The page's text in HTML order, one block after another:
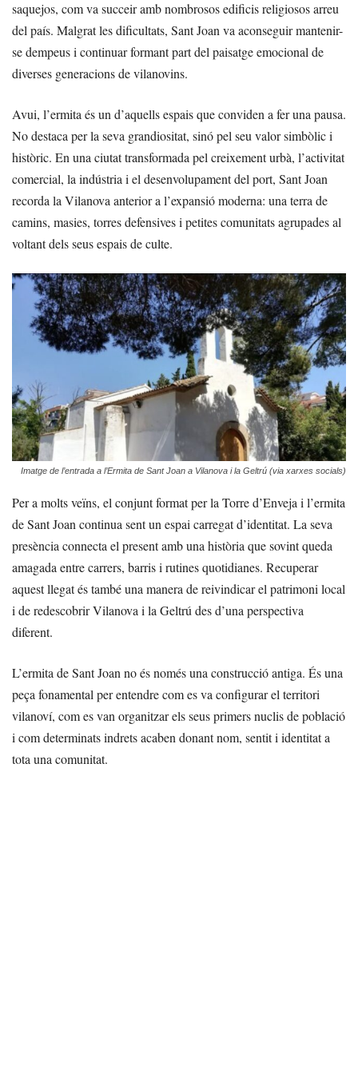
saquejos, com va succeir amb nombrosos edificis religiosos arreu
del país. Malgrat les dificultats, Sant Joan va aconseguir mantenir-
se dempeus i continuar formant part del paisatge emocional de
diverses generacions de vilanovins.
Avui, l’ermita és un d’aquells espais que conviden a fer una pausa.
No destaca per la seva grandiositat, sinó pel seu valor simbòlic i
històric. En una ciutat transformada pel creixement urbà, l’activitat
comercial, la indústria i el desenvolupament del port, Sant Joan
recorda la Vilanova anterior a l’expansió moderna: una terra de
camins, masies, torres defensives i petites comunitats agrupades al
voltant dels seus espais de culte.
Imatge de l’entrada a l’Ermita de Sant Joan a Vilanova i la Geltrú (via xarxes socials)
Per a molts veïns, el conjunt format per la Torre d’Enveja i l’ermita
de Sant Joan continua sent un espai carregat d’identitat. La seva
presència connecta el present amb una història que sovint queda
amagada entre carrers, barris i rutines quotidianes. Recuperar
aquest llegat és també una manera de reivindicar el patrimoni local
i de redescobrir Vilanova i la Geltrú des d’una perspectiva
diferent.
L’ermita de Sant Joan no és només una construcció antiga. És una
peça fonamental per entendre com es va configurar el territori
vilanoví, com es van organitzar els seus primers nuclis de població
i com determinats indrets acaben donant nom, sentit i identitat a
tota una comunitat.